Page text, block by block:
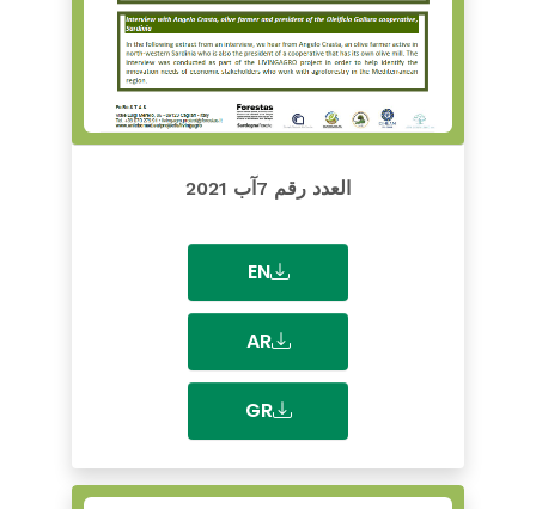
العدد رقم 7آب 2021
EN
AR
GR